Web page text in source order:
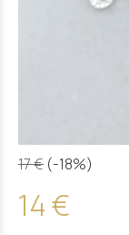
17 € (-18%)
14 €